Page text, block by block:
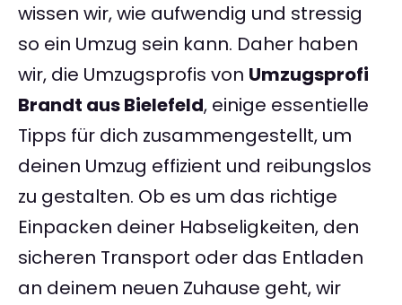
wissen wir, wie aufwendig und stressig
so ein Umzug sein kann. Daher haben
wir, die Umzugsprofis von Umzugsprofi
Brandt aus Bielefeld, einige essentielle
Tipps für dich zusammengestellt, um
deinen Umzug effizient und reibungslos
zu gestalten. Ob es um das richtige
Einpacken deiner Habseligkeiten, den
sicheren Transport oder das Entladen
an deinem neuen Zuhause geht, wir